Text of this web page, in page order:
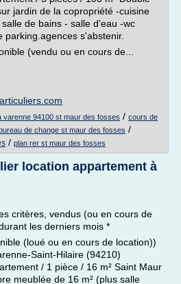
jardin de la copropriété -cuisine
de bains - salle d'eau -wc
s'abstenir.
(vendu ou en cours de...
varenne 94100 st maur des fosses / cours de
de change st maur des fosses /
/ plan rer st maur des fosses
location appartement à
critères, vendus (ou en cours de
les derniers mois *
(loué ou en cours de location))
Saint-Hilaire (94210)
/ 1 pièce / 16 m² Saint Maur
meublée de 16 m² (plus salle